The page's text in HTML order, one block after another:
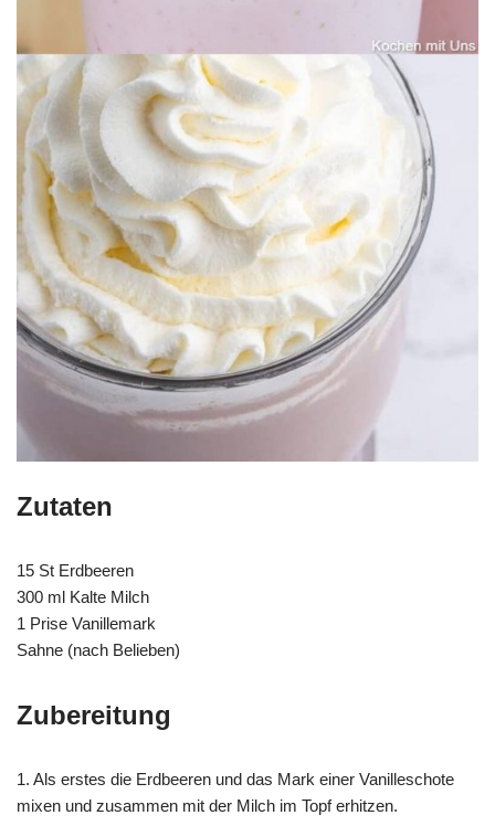
Zutaten
15 St Erdbeeren
300 ml Kalte Milch
1 Prise Vanillemark
Sahne (nach Belieben)
Zubereitung
1. Als erstes die Erdbeeren und das Mark einer Vanilleschote
mixen und zusammen mit der Milch im Topf erhitzen.